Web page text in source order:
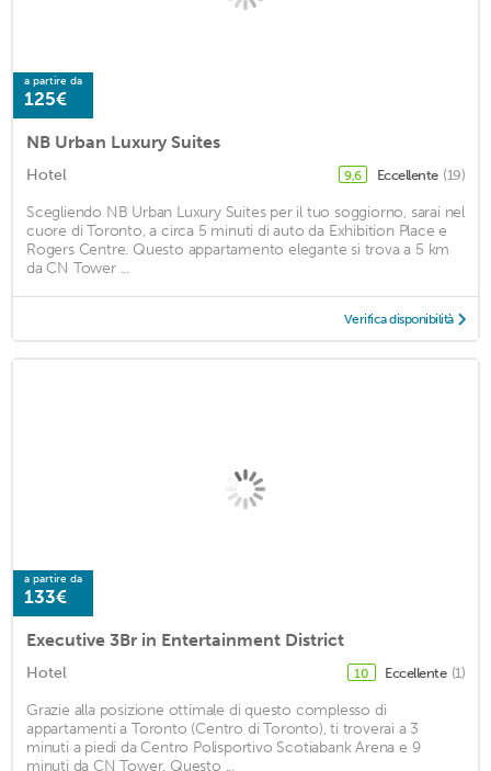
a partire da
125€
NB Urban Luxury Suites
Hotel 9,6 Eccellente (19)
Scegliendo NB Urban Luxury Suites per il tuo soggiorno, sarai nel
cuore di Toronto, a circa 5 minuti di auto da Exhibition Place e
Rogers Centre. Questo appartamento elegante si trova a 5 km
da CN Tower ...
Verifica disponibilità
a partire da
133€
Executive 3Br in Entertainment District
Hotel 10 Eccellente (1)
Grazie alla posizione ottimale di questo complesso di
appartamenti a Toronto (Centro di Toronto), ti troverai a 3
minuti a piedi da Centro Polisportivo Scotiabank Arena e 9
minuti da CN Tower. Questo ...